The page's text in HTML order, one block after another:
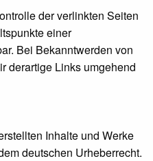
der verlinkten Seiten
einer
Bei Bekanntwerden von
derartige Links umgehend
Inhalte und Werke
deutschen Urheberrecht.